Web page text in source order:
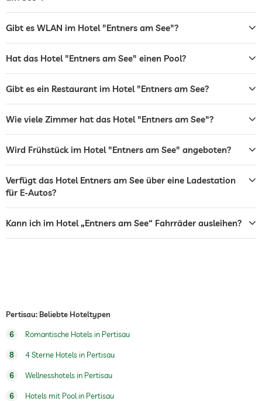
Bar
Café
Restaurant
Veranstaltungsservice
Zimmerservice
Tresor Kostenlos
Flughafen Shuttle
Hunde erlaubt Gegen Gebühr
Whirlpool
Außenpool Ganzjährig geöffnet
Gibt es WLAN im Hotel "Entners am See"?
Hat das Hotel "Entners am See" einen Pool?
Gibt es ein Restaurant im Hotel "Entners am See?
Wie viele Zimmer hat das Hotel "Entners am See"?
Wird Frühstück im Hotel "Entners am See" angeboten?
Verfügt das Hotel Entners am See über eine Ladestation
für E-Autos?
Kann ich im Hotel „Entners am See“ Fahrräder ausleihen?
Pertisau: Beliebte Hoteltypen
6 Romantische Hotels in Pertisau
8 4 Sterne Hotels in Pertisau
6 Wellnesshotels in Pertisau
6 Hotels mit Pool in Pertisau